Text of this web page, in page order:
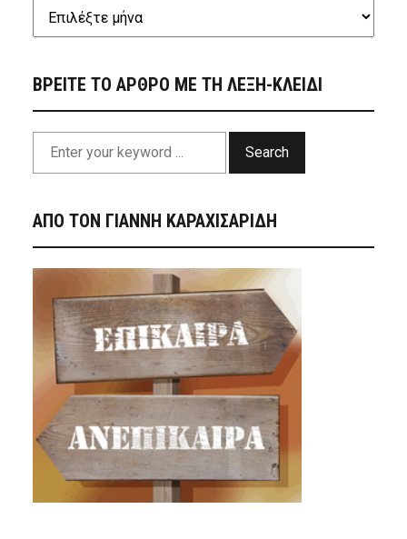
ΒΡΕΙΤΕ ΤΟ ΑΡΘΡΟ ΜΕ ΤΗ ΛΕΞΗ-ΚΛΕΙΔΙ
Search
ΑΠΟ ΤΟΝ ΓΙΑΝΝΗ ΚΑΡΑΧΙΣΑΡΙΔΗ